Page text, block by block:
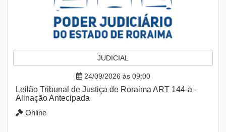
JUDICIAL
24/09/2026 às 09:00
Leilão Tribunal de Justiça de Roraima ART 144-a -
Alinação Antecipada
Online